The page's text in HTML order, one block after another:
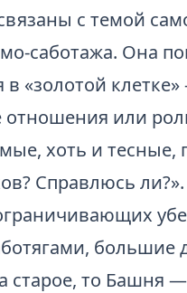
с темой
саботажа. Она
в «золотой
или
хоть и
Справлюсь
большие
то Башня